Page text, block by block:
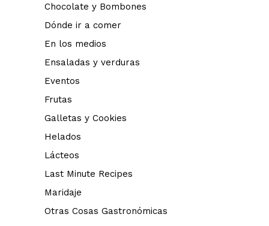
Chocolate y Bombones
Dónde ir a comer
En los medios
Ensaladas y verduras
Eventos
Frutas
Galletas y Cookies
Helados
Lácteos
Last Minute Recipes
Maridaje
Otras Cosas Gastronómicas